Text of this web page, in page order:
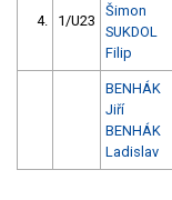
4. 1/U23
Šimon
SUKDOL
Filip
BENHÁK
Jiří
BENHÁK
Ladislav